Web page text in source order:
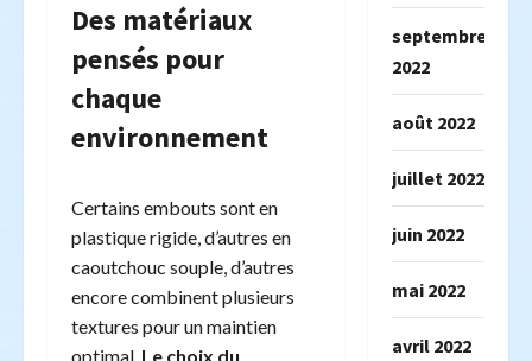
Des matériaux
pensés pour
chaque
environnement
Certains embouts sont en
plastique rigide, d’autres en
caoutchouc souple, d’autres
encore combinent plusieurs
textures pour un maintien
optimal. Le choix du
septembre
2022
août 2022
juillet 2022
juin 2022
mai 2022
avril 2022